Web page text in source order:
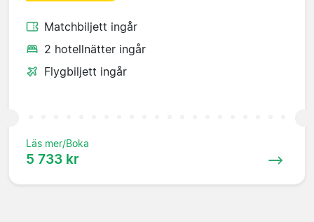
Matchbiljett ingår
2 hotellnätter ingår
Flygbiljett ingår
Läs mer/Boka
5 733 kr